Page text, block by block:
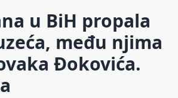
u BiH propala
među njima
Đokovića.